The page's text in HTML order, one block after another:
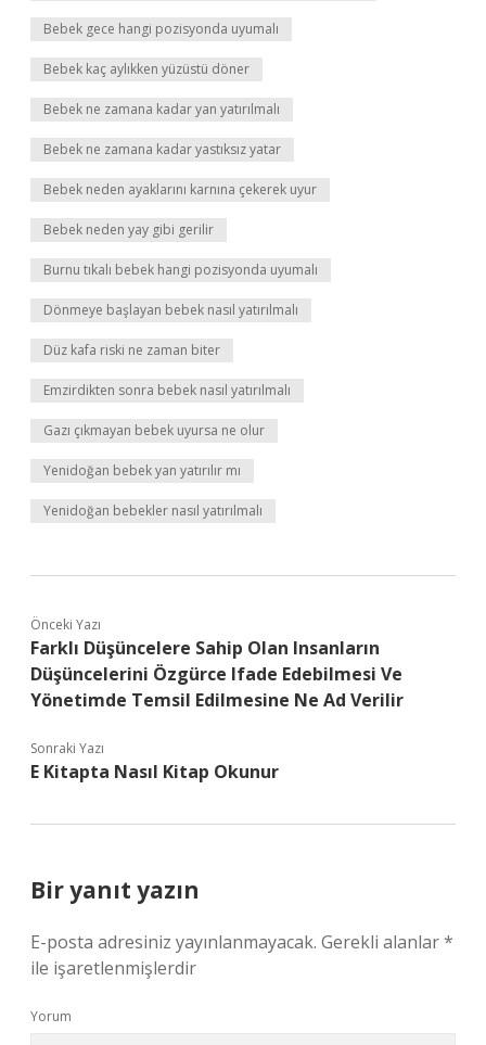
Bebek gece hangi pozisyonda uyumalı
Bebek kaç aylıkken yüzüstü döner
Bebek ne zamana kadar yan yatırılmalı
Bebek ne zamana kadar yastıksız yatar
Bebek neden ayaklarını karnına çekerek uyur
Bebek neden yay gibi gerilir
Burnu tıkalı bebek hangi pozisyonda uyumalı
Dönmeye başlayan bebek nasıl yatırılmalı
Düz kafa riski ne zaman biter
Emzirdikten sonra bebek nasıl yatırılmalı
Gazı çıkmayan bebek uyursa ne olur
Yenidoğan bebek yan yatırılır mı
Yenidoğan bebekler nasıl yatırılmalı
Önceki Yazı
Farklı Düşüncelere Sahip Olan Insanların
Düşüncelerini Özgürce Ifade Edebilmesi Ve
Yönetimde Temsil Edilmesine Ne Ad Verilir
Sonraki Yazı
E Kitapta Nasıl Kitap Okunur
Bir yanıt yazın
E-posta adresiniz yayınlanmayacak. Gerekli alanlar*
ile işaretlenmişlerdir
Yorum